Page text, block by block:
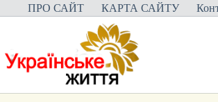
Перейти
до
ПРО САЙТ КАРТА САЙТУ